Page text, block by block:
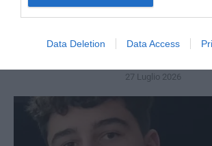
Data Deletion Data Access
Berlino, l’islamismo colpisce il
27 Luglio 2026